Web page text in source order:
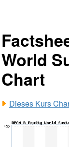
World
Chart
Dieses Kurs